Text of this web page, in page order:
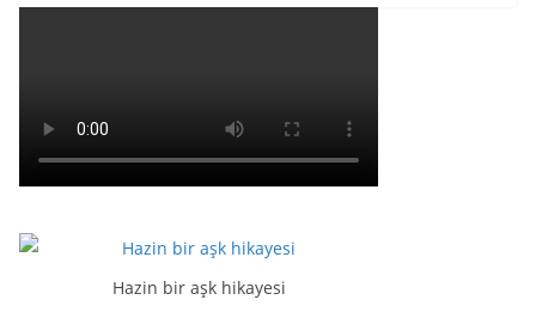
Hazin bir aşk hikayesi